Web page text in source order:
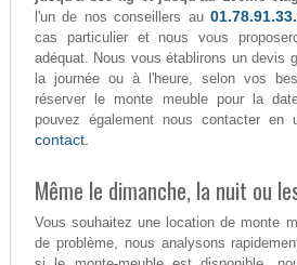
l'un de nos conseillers au
cas particulier et nous vous
adéquat. Nous vous établirons un devis
la journée ou à l'heure, selon vos
réserver le monte meuble pour la
pouvez également nous contacter en
contact.
Même le dimanche, la nuit ou
Vous souhaitez une location de monte
de problème, nous analysons